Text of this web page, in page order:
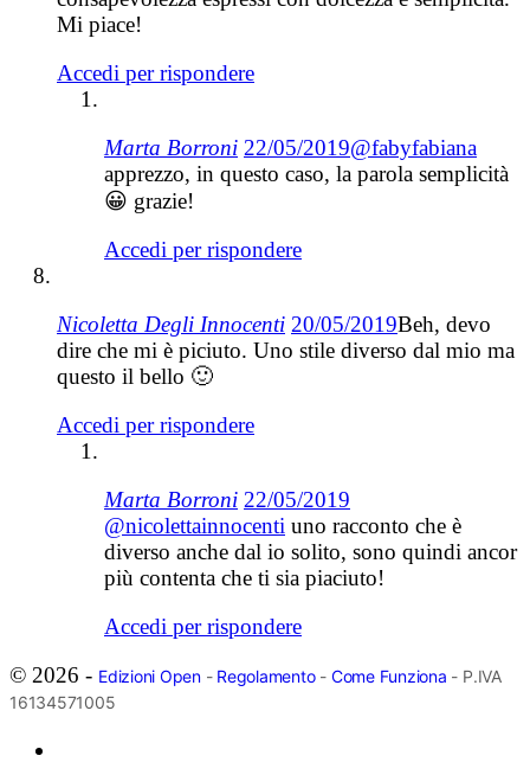
Mi piace!
Accedi per rispondere
Marta Borroni 22/05/2019@fabyfabiana
apprezzo, in questo caso, la parola semplicità
😀 grazie!
Accedi per rispondere
Nicoletta Degli Innocenti 20/05/2019Beh, devo
dire che mi è piciuto. Uno stile diverso dal mio ma
questo il bello 🙂
Accedi per rispondere
Marta Borroni 22/05/2019
@nicolettainnocenti uno racconto che è
diverso anche dal io solito, sono quindi ancor
più contenta che ti sia piaciuto!
Accedi per rispondere
© 2026 - Edizioni Open- Regolamento- Come Funziona - P.IVA
16134571005